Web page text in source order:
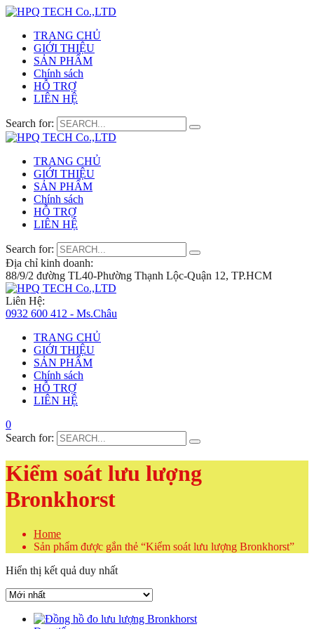
TRANG CHỦ
GIỚI THIỆU
SẢN PHẨM
Chính sách
HỖ TRỢ
LIÊN HỆ
Search for:
TRANG CHỦ
GIỚI THIỆU
SẢN PHẨM
Chính sách
HỖ TRỢ
LIÊN HỆ
Search for:
Địa chỉ kinh doanh:
88/9/2 đường TL40-Phường Thạnh Lộc-Quận 12, TP.HCM
Liên Hệ:
0932 600 412 - Ms.Châu
TRANG CHỦ
GIỚI THIỆU
SẢN PHẨM
Chính sách
HỖ TRỢ
LIÊN HỆ
0
Search for:
Kiểm soát lưu lượng
Bronkhorst
Home
Sản phẩm được gắn thẻ “Kiểm soát lưu lượng Bronkhorst”
Hiển thị kết quả duy nhất